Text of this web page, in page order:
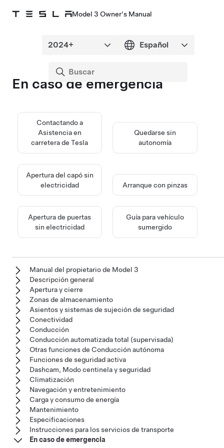
Model 3 Owner's Manual
En caso de emergencia
Contactando a
Asistencia en
carretera de Tesla
Quedarse sin
autonomía
Apertura del capó sin
electricidad
Arranque con pinzas
Apertura de puertas
sin electricidad
Guía para vehículo
sumergido
Manual del propietario de Model 3
Descripción general
Apertura y cierre
Zonas de almacenamiento
Asientos y sistemas de sujeción de seguridad
Conectividad
Conducción
Conducción automatizada total (supervisada)
Otras funciones de Conducción autónoma
Funciones de seguridad activa
Dashcam, Modo centinela y seguridad
Climatización
Navegación y entretenimiento
Carga y consumo de energía
Mantenimiento
Especificaciones
Instrucciones para los servicios de transporte
En caso de emergencia